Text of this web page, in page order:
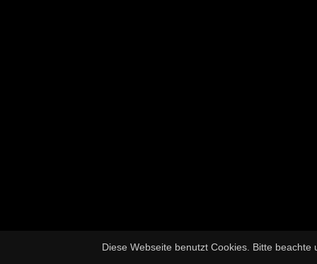
Diese Webseite benutzt Cookies. Bitte beachte